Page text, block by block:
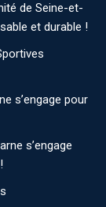
de Seine-et-
et durable !
s’engage pour
s’engage